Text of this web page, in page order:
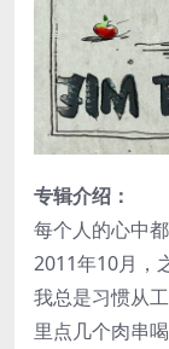
专辑介绍：
每个人的心中
2011年10月，
我总是习惯从
里点几个肉串